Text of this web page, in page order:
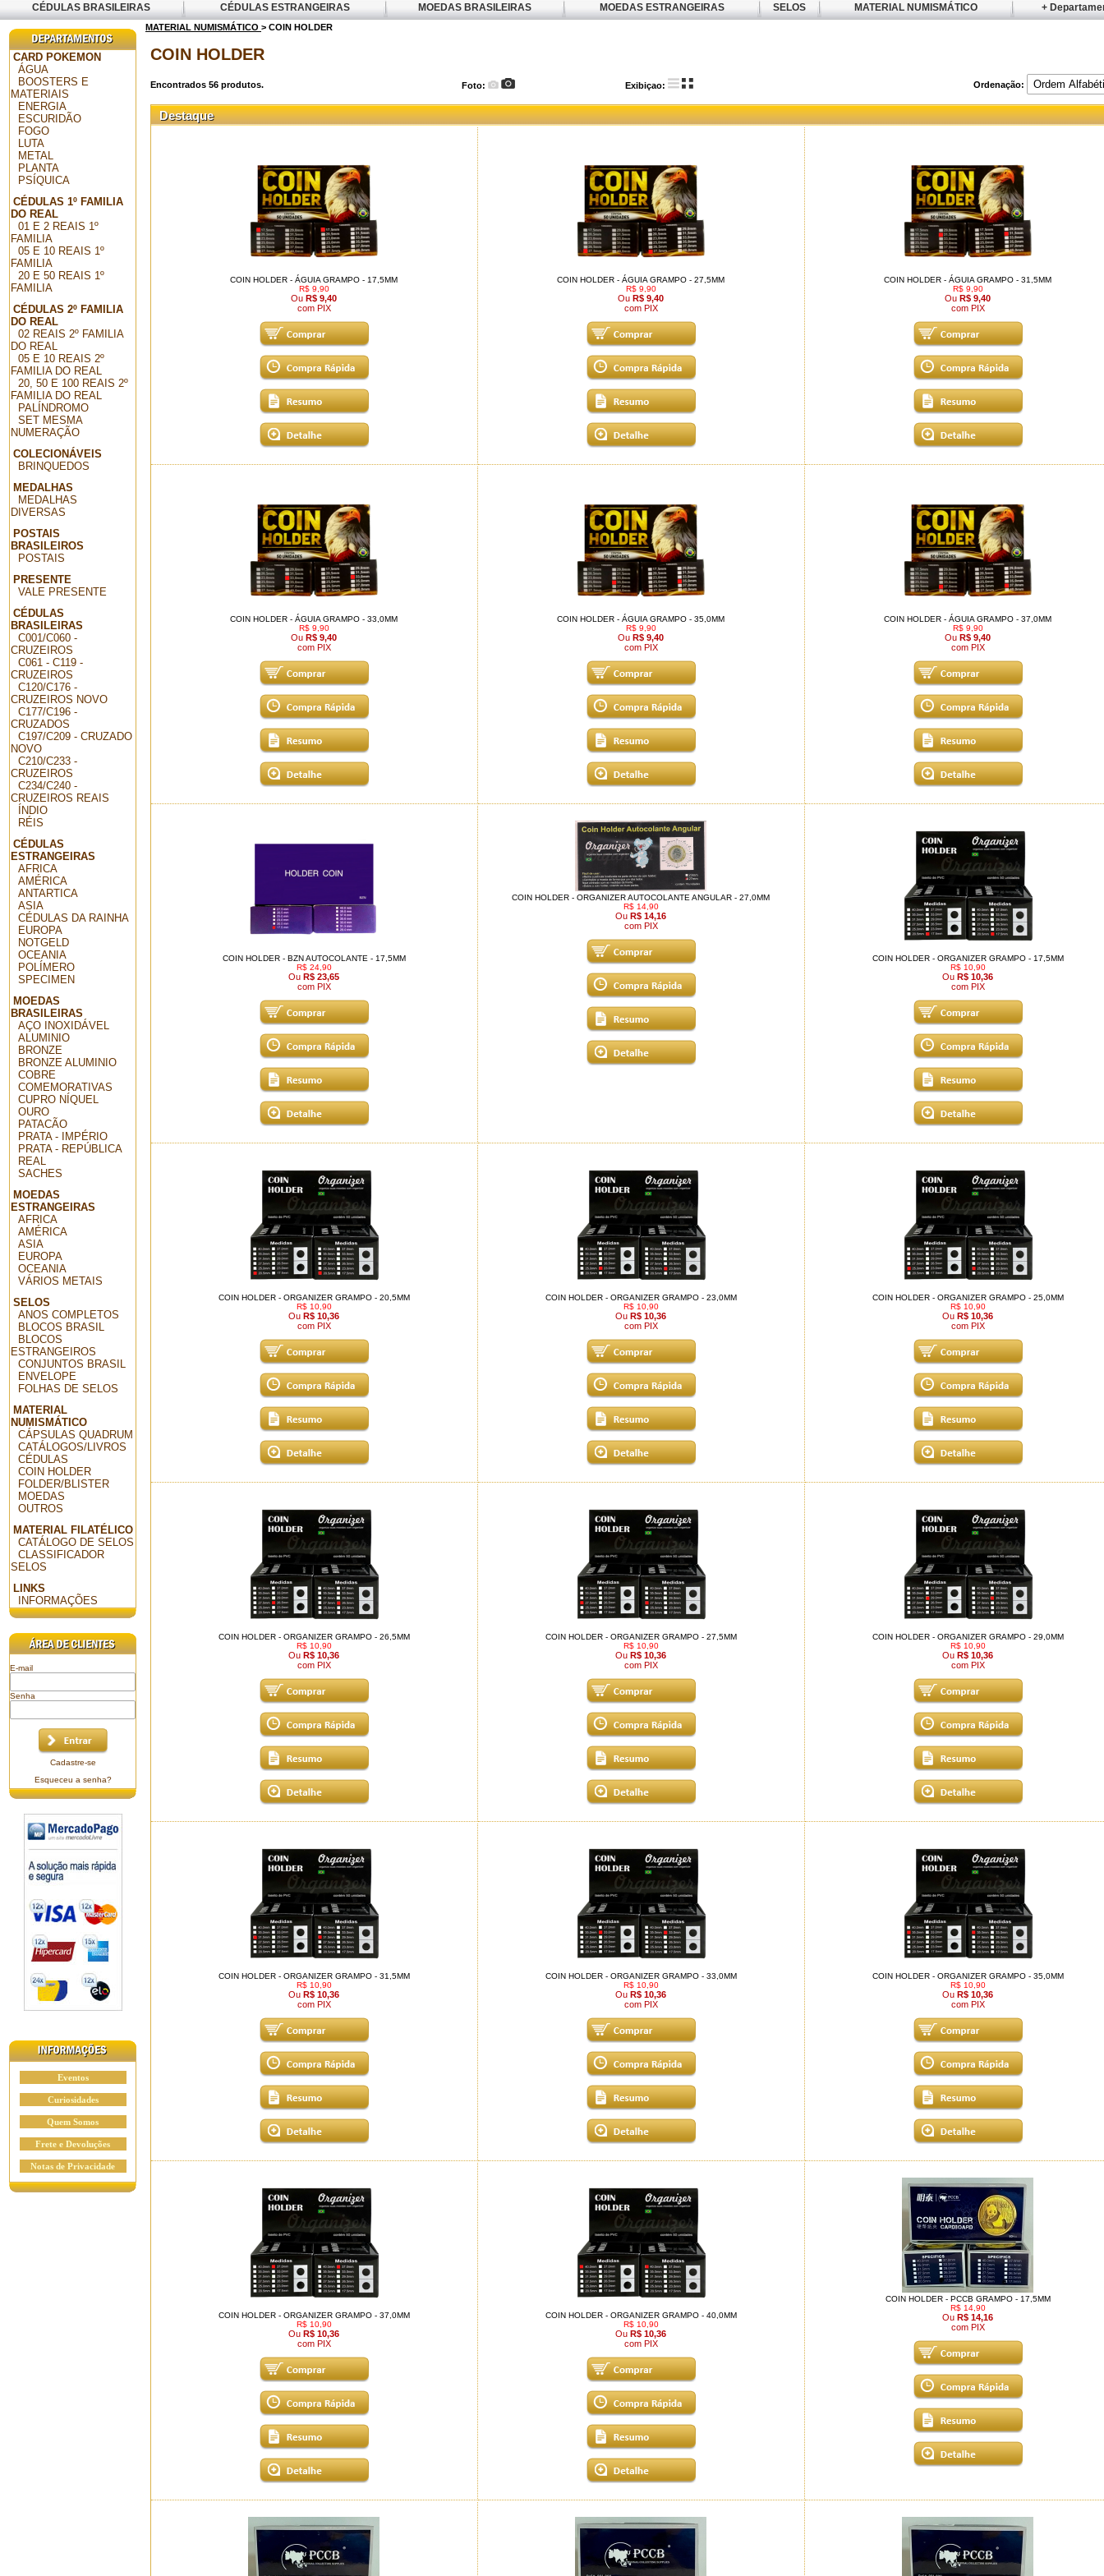
CÉDULAS BRASILEIRAS CÉDULAS ESTRANGEIRAS MOEDAS BRASILEIRAS MOEDAS ESTRANGEIRAS SELOS MATERIAL NUMISMÁTICO +
CARD POKEMON
ÁGUA
BOOSTERS E
MATERIAIS
ENERGIA
ESCURIDÃO
FOGO
LUTA
METAL
PLANTA
PSÍQUICA
CÉDULAS 1º FAMILIA
DO REAL
01 E 2 REAIS 1º
FAMILIA
05 E 10 REAIS 1º
FAMILIA
20 E 50 REAIS 1º
FAMILIA
CÉDULAS 2º FAMILIA
DO REAL
02 REAIS 2º FAMILIA
DO REAL
05 E 10 REAIS 2º
FAMILIA DO REAL
20, 50 E 100 REAIS 2º
FAMILIA DO REAL
PALÍNDROMO
SET MESMA
NUMERAÇÃO
COLECIONÁVEIS
BRINQUEDOS
MEDALHAS
MEDALHAS
DIVERSAS
POSTAIS
BRASILEIROS
POSTAIS
PRESENTE
VALE PRESENTE
CÉDULAS
BRASILEIRAS
C001/C060 -
CRUZEIROS
C061 - C119 -
CRUZEIROS
C120/C176 -
CRUZEIROS NOVO
C177/C196 -
CRUZADOS
C197/C209 - CRUZADO
NOVO
C210/C233 -
CRUZEIROS
C234/C240 -
CRUZEIROS REAIS
ÍNDIO
RÉIS
CÉDULAS
ESTRANGEIRAS
AFRICA
AMÉRICA
ANTARTICA
ASIA
CÉDULAS DA RAINHA
EUROPA
NOTGELD
OCEANIA
POLÍMERO
SPECIMEN
MOEDAS
BRASILEIRAS
AÇO INOXIDÁVEL
ALUMINIO
BRONZE
BRONZE ALUMINIO
COBRE
COMEMORATIVAS
CUPRO NÍQUEL
OURO
PATACÃO
PRATA - IMPÉRIO
PRATA - REPÚBLICA
REAL
SACHES
MOEDAS
ESTRANGEIRAS
AFRICA
AMÉRICA
ASIA
EUROPA
OCEANIA
VÁRIOS METAIS
SELOS
ANOS COMPLETOS
BLOCOS BRASIL
BLOCOS
ESTRANGEIROS
CONJUNTOS BRASIL
ENVELOPE
FOLHAS DE SELOS
MATERIAL
NUMISMÁTICO
CÁPSULAS QUADRUM
CATÁLOGOS/LIVROS
CÉDULAS
COIN HOLDER
FOLDER/BLISTER
MOEDAS
OUTROS
MATERIAL FILATÉLICO
CATÁLOGO DE SELOS
CLASSIFICADOR
SELOS
LINKS
INFORMAÇÕES
E-mail
Senha
Cadastre-se
Esqueceu a senha?
Eventos
Curiosidades
Quem Somos
Frete e Devoluções
Notas de Privacidade
MATERIAL NUMISMÁTICO > COIN HOLDER
COIN HOLDER
Encontrados 56 produtos. Foto: Exibiçao: Ordenação:
Destaque
COIN HOLDER - ÁGUIA GRAMPO - 17,5MM
R$ 9,90
OuR$ 9,40
com PIX
COIN HOLDER - ÁGUIA GRAMPO - 27,5MM
R$ 9,90
OuR$ 9,40
com PIX
COIN HOLDER - ÁGUIA GRAMPO - 31,5MM
R$ 9,90
OuR$ 9,40
com PIX
COIN HOLDER - ÁGUIA GRAMPO - 33,0MM
R$ 9,90
OuR$ 9,40
com PIX
COIN HOLDER - ÁGUIA GRAMPO - 35,0MM
R$ 9,90
OuR$ 9,40
com PIX
COIN HOLDER - ÁGUIA GRAMPO - 37,0MM
R$ 9,90
OuR$ 9,40
com PIX
COIN HOLDER - BZN AUTOCOLANTE - 17,5MM
R$ 24,90
OuR$ 23,65
com PIX
COIN HOLDER - ORGANIZER AUTOCOLANTE ANGULAR - 27,0MM
R$ 14,90
OuR$ 14,16
com PIX
COIN HOLDER - ORGANIZER GRAMPO - 17,5MM
R$ 10,90
OuR$ 10,36
com PIX
COIN HOLDER - ORGANIZER GRAMPO - 20,5MM
R$ 10,90
OuR$ 10,36
com PIX
COIN HOLDER - ORGANIZER GRAMPO - 23,0MM
R$ 10,90
OuR$ 10,36
com PIX
COIN HOLDER - ORGANIZER GRAMPO - 25,0MM
R$ 10,90
OuR$ 10,36
com PIX
COIN HOLDER - ORGANIZER GRAMPO - 26,5MM
R$ 10,90
OuR$ 10,36
com PIX
COIN HOLDER - ORGANIZER GRAMPO - 27,5MM
R$ 10,90
OuR$ 10,36
com PIX
COIN HOLDER - ORGANIZER GRAMPO - 29,0MM
R$ 10,90
OuR$ 10,36
com PIX
COIN HOLDER - ORGANIZER GRAMPO - 31,5MM
R$ 10,90
OuR$ 10,36
com PIX
COIN HOLDER - ORGANIZER GRAMPO - 33,0MM
R$ 10,90
OuR$ 10,36
com PIX
COIN HOLDER - ORGANIZER GRAMPO - 35,0MM
R$ 10,90
OuR$ 10,36
com PIX
COIN HOLDER - ORGANIZER GRAMPO - 37,0MM
R$ 10,90
OuR$ 10,36
com PIX
COIN HOLDER - ORGANIZER GRAMPO - 40,0MM
R$ 10,90
OuR$ 10,36
com PIX
COIN HOLDER - PCCB GRAMPO - 17,5MM
R$ 14,90
OuR$ 14,16
com PIX